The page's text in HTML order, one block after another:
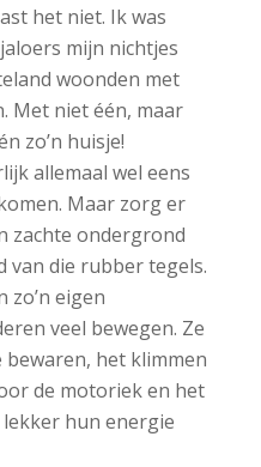
het niet. Ik was
mijn nichtjes
woonden met
Met niet één, maar
zo’n huisje!
allemaal wel eens
Maar zorg er
zachte ondergrond
van die rubber tegels.
zo’n eigen
veel bewegen. Ze
het klimmen
de motoriek en het
hun energie